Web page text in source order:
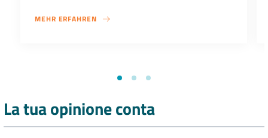
MEHR ERFAHREN
La tua opinione conta